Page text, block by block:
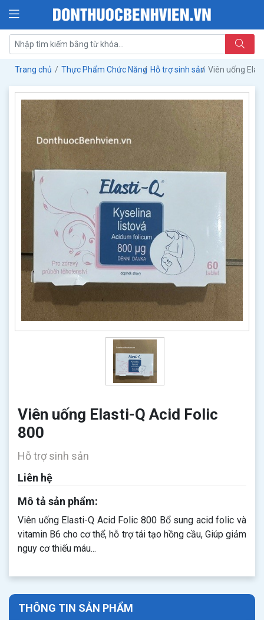
Trang chủ Thực Phẩm Chức Năng Hỗ trợ sinh sản Viên uống
Viên uống Elasti-Q Acid Folic
800
Hỗ trợ sinh sản
Liên hệ
Mô tả sản phẩm:
Viên uống Elasti-Q Acid Folic 800 Bổ sung acid folic và
vitamin B6 cho cơ thể, hỗ trợ tái tạo hồng cầu, Giúp giảm
nguy cơ thiếu máu...
THÔNG TIN SẢN PHẨM